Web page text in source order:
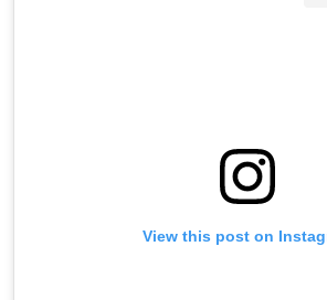
View this post on